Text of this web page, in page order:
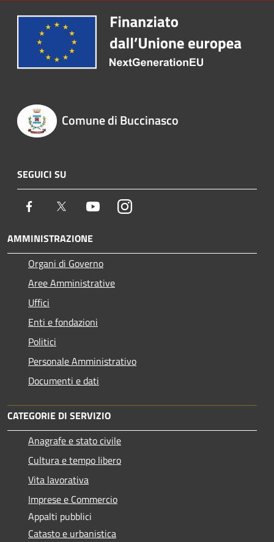
Comune di Buccinasco
SEGUICI SU
Facebook Twitter YoutubeInstagram
AMMINISTRAZIONE
Organi di Governo
Aree Amministrative
Uffici
Enti e fondazioni
Politici
Personale Amministrativo
Documenti e dati
CATEGORIE DI SERVIZIO
Anagrafe e stato civile
Cultura e tempo libero
Vita lavorativa
Imprese e Commercio
Appalti pubblici
Catasto e urbanistica